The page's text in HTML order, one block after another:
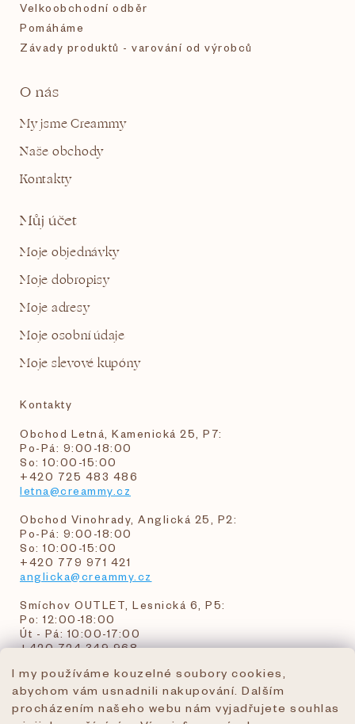
I my používáme kouzelné soubory cookies,
abychom vám usnadnili nakupování. Dalším
procházením našeho webu nám vyjadřujete souhlas
Velkoobchodní odběr
Pomáháme
Závady produktů - varování od výrobců
O nás
My jsme Creammy
Naše obchody
Kontakty
Můj účet
Moje objednávky
Moje dobropisy
Moje adresy
Moje osobní údaje
Moje slevové kupóny
Kontakty
Obchod Letná, Kamenická 25, P7:
Po-Pá: 9:00-18:00
So: 10:00-15:00
+420 725 483 486
letna@creammy.cz
Obchod Vinohrady, Anglická 25, P2:
Po-Pá: 9:00-18:00
So: 10:00-15:00
+420 779 971 421
anglicka@creammy.cz
Smíchov OUTLET, Lesnická 6, P5:
Po: 12:00-18:00
Út - Pá: 10:00-17:00
+420 724 349 968
objednavky@creammy.cz
tel:+420 724 349 968